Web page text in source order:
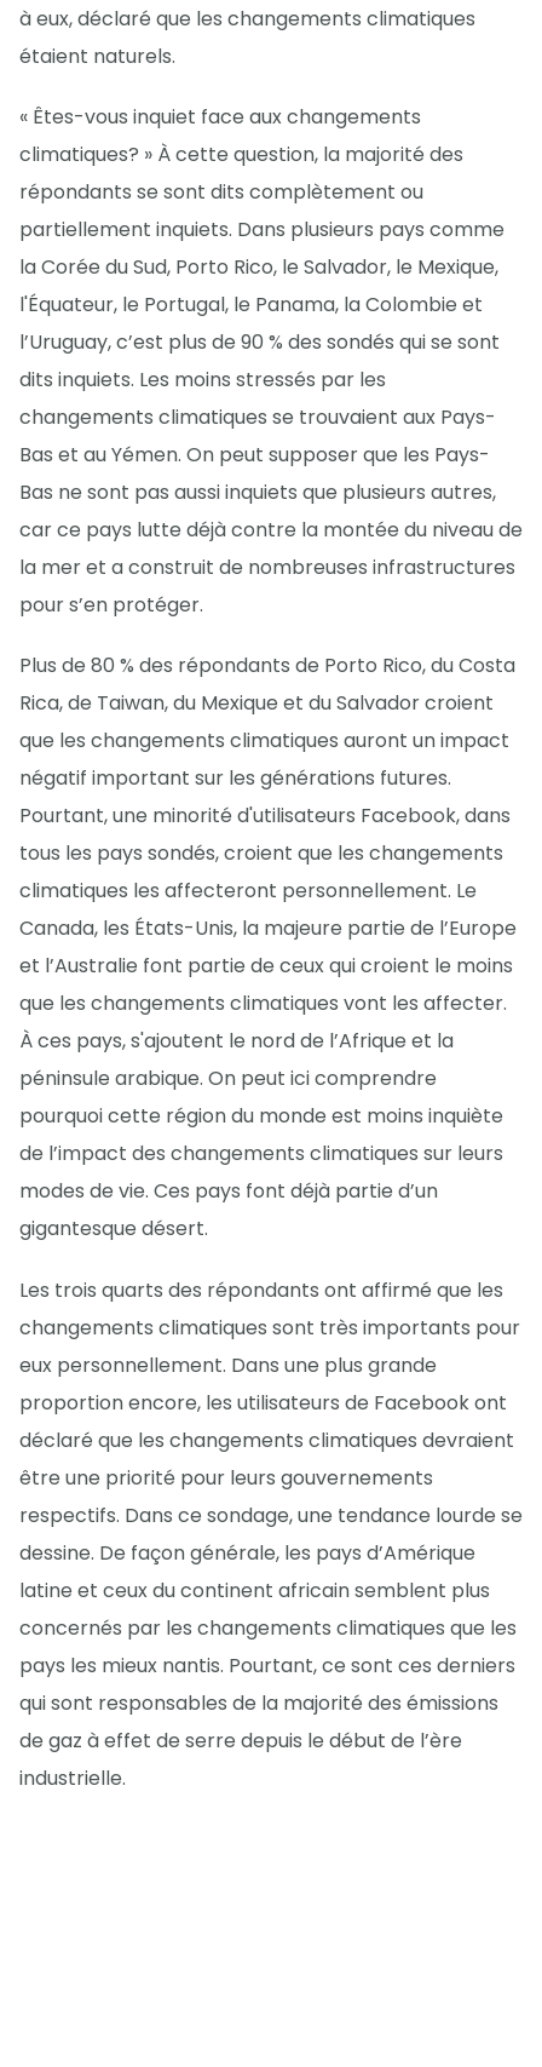
à eux, déclaré que les changements climatiques
étaient naturels.
« Êtes-vous inquiet face aux changements
climatiques? » À cette question, la majorité des
répondants se sont dits complètement ou
partiellement inquiets. Dans plusieurs pays comme
la Corée du Sud, Porto Rico, le Salvador, le Mexique,
l'Équateur, le Portugal, le Panama, la Colombie et
l’Uruguay, c’est plus de 90 % des sondés qui se sont
dits inquiets. Les moins stressés par les
changements climatiques se trouvaient aux Pays-
Bas et au Yémen. On peut supposer que les Pays-
Bas ne sont pas aussi inquiets que plusieurs autres,
car ce pays lutte déjà contre la montée du niveau de
la mer et a construit de nombreuses infrastructures
pour s’en protéger.
Plus de 80 % des répondants de Porto Rico, du Costa
Rica, de Taiwan, du Mexique et du Salvador croient
que les changements climatiques auront un impact
négatif important sur les générations futures.
Pourtant, une minorité d'utilisateurs Facebook, dans
tous les pays sondés, croient que les changements
climatiques les affecteront personnellement. Le
Canada, les États-Unis, la majeure partie de l’Europe
et l’Australie font partie de ceux qui croient le moins
que les changements climatiques vont les affecter.
À ces pays, s'ajoutent le nord de l’Afrique et la
péninsule arabique. On peut ici comprendre
pourquoi cette région du monde est moins inquiète
de l’impact des changements climatiques sur leurs
modes de vie. Ces pays font déjà partie d’un
gigantesque désert.
Les trois quarts des répondants ont affirmé que les
changements climatiques sont très importants pour
eux personnellement. Dans une plus grande
proportion encore, les utilisateurs de Facebook ont
déclaré que les changements climatiques devraient
être une priorité pour leurs gouvernements
respectifs. Dans ce sondage, une tendance lourde se
dessine. De façon générale, les pays d’Amérique
latine et ceux du continent africain semblent plus
concernés par les changements climatiques que les
pays les mieux nantis. Pourtant, ce sont ces derniers
qui sont responsables de la majorité des émissions
de gaz à effet de serre depuis le début de l’ère
industrielle.